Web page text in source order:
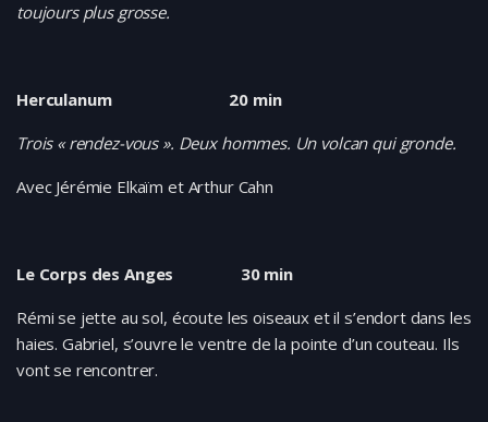
toujours plus grosse.
Herculanum 20 min
Trois « rendez-vous ». Deux hommes. Un volcan qui gronde.
Avec Jérémie Elkaïm et Arthur Cahn
Le Corps des Anges 30 min
Rémi se jette au sol, écoute les oiseaux et il s’endort dans les
haies. Gabriel, s’ouvre le ventre de la pointe d’un couteau. Ils
vont se rencontrer.